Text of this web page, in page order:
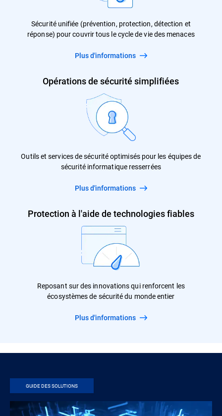
Sécurité unifiée (prévention, protection, détection et
réponse) pour couvrir tous le cycle de vie des menaces
Plus d'informations
Opérations de sécurité simplifiées
Outils et services de sécurité optimisés pour les équipes de
sécurité informatique resserrées
Plus d'informations
Protection à l'aide de technologies fiables
Reposant sur des innovations qui renforcent les
écosystèmes de sécurité du monde entier
Plus d'informations
GUIDE DES SOLUTIONS